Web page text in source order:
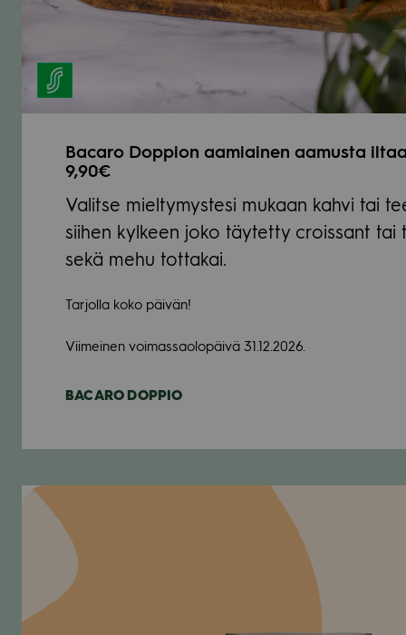
Bacaro Dop­pion aamiai­nen aamusta
9,90€
Valitse miel­ty­mys­tesi mukaan kahvi tai
sii­hen kyl­keen joko täy­tetty crois­sant tai
sekä mehu tot­ta­kai.
Tar­jolla koko päi­vän!
Vii­mei­nen voi­mas­sao­lo­päivä 31.12.2026.
BACARO DOP­PIO